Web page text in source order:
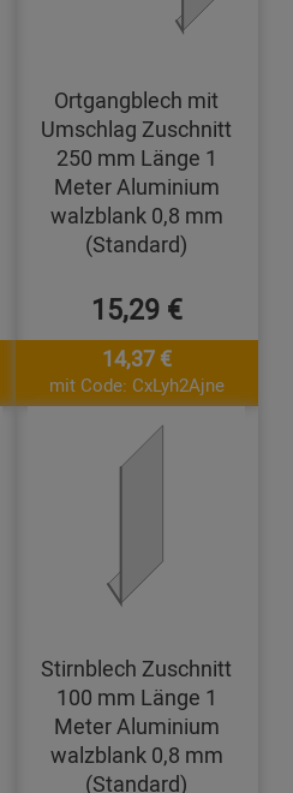
Ortgangblech mit
Umschlag Zuschnitt
250 mm Länge 1
Meter Aluminium
walzblank 0,8 mm
(Standard)
15,29 €
14,37 €
mit Code: CxLyh2Ajne
Stirnblech Zuschnitt
100 mm Länge 1
Meter Aluminium
walzblank 0,8 mm
(Standard)